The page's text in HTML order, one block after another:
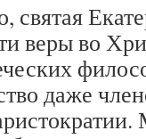
святая
веры во
даже